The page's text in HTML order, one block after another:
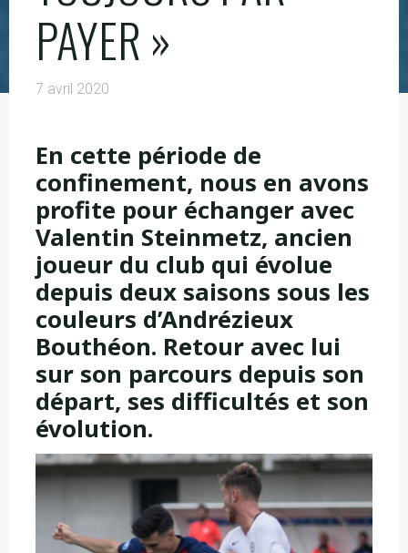
PAYER »
7 avril 2020
En cette période de
confinement, nous en avons
profite pour échanger avec
Valentin Steinmetz, ancien
joueur du club qui évolue
depuis deux saisons sous les
couleurs d’Andrézieux
Bouthéon. Retour avec lui
sur son parcours depuis son
départ, ses difficultés et son
évolution.